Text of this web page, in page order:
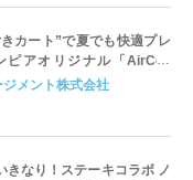
カート”で夏でも快適プレ
オリジナル「AirCon
導入 | ＰＧＭ
メント株式会社
きなり！ステーキコラボ ノ